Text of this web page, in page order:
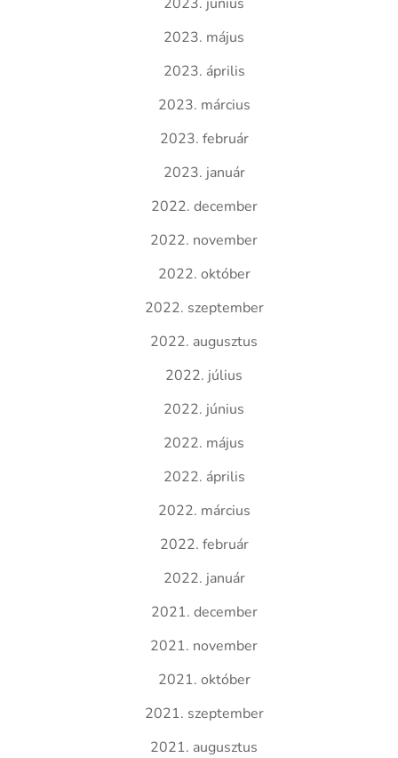
2023. május
2023. április
2023. március
2023. február
2023. január
2022. december
2022. november
2022. október
2022. szeptember
2022. augusztus
2022. július
2022. június
2022. május
2022. április
2022. március
2022. február
2022. január
2021. december
2021. november
2021. október
2021. szeptember
2021. augusztus